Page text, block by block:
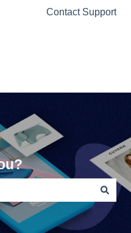
anzeigen
Contact Support
Suchfeld leer ist.